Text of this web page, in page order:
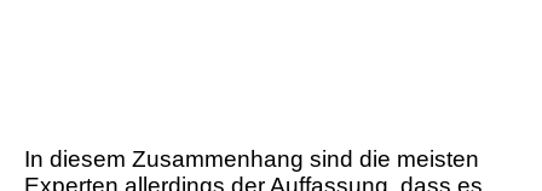
In diesem Zusammenhang sind die meisten